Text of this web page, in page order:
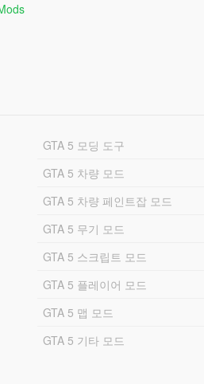
GTA 5 모딩 도구
GTA 5 차량 모드
GTA 5 차량 페인트잡 모드
GTA 5 무기 모드
GTA 5 스크립트 모드
GTA 5 플레이어 모드
GTA 5 맵 모드
GTA 5 기타 모드